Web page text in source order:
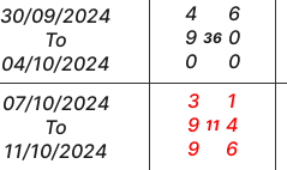
30/09/2024
To
04/10/2024
490 36 600
07/10/2024
To
11/10/2024
399 11 146